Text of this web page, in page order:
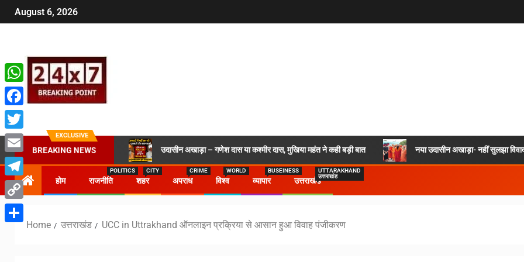
August 6, 2026
EXCLUSIVE
BREAKING NEWS उदासीन अखाड़ा – गणेश दास या कश्मीर दास, मुखिया महंत ने कही बड़ी बात नया उदासीन अखाड़ा- नहीं सुलझा
होम राजनीति
POLITICS
शहर
CITY
अपराध
CRIME
विश्व
WORLD
व्यापार
BUSEINESS
उत्तराखंड
UTTARAKHAND
उत्तराखंड
Home उत्तराखंड UCC in Uttrakhand ऑनलाइन प्रक्रिया से आसान हुआ विवाह पंजीकरण
WhatsApp
Facebook
Twitter
Email
Telegram
Copy
Share